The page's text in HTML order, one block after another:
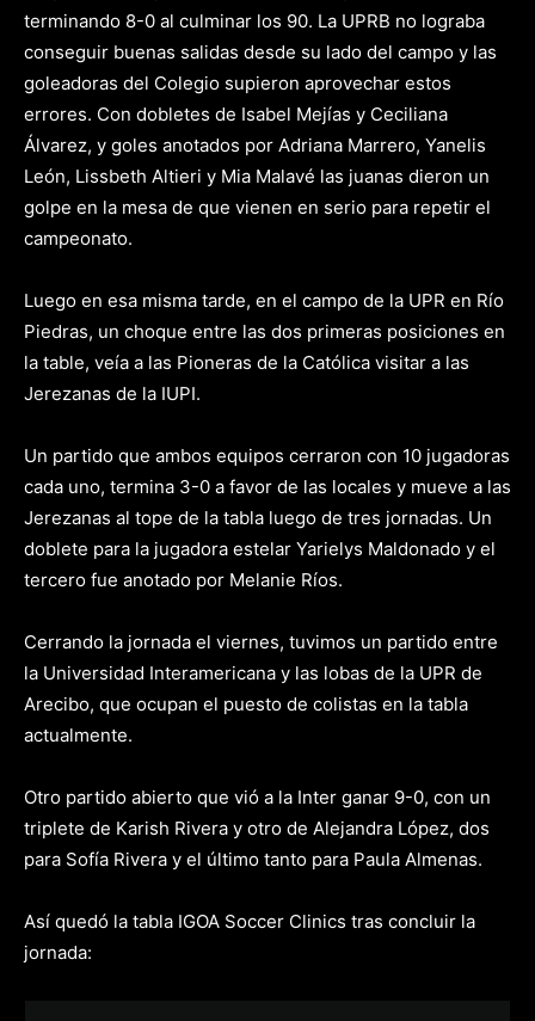
terminando 8-0 al culminar los 90. La UPRB no lograba
conseguir buenas salidas desde su lado del campo y las
goleadoras del Colegio supieron aprovechar estos
errores. Con dobletes de Isabel Mejías y Ceciliana
Álvarez, y goles anotados por Adriana Marrero, Yanelis
León, Lissbeth Altieri y Mia Malavé las juanas dieron un
golpe en la mesa de que vienen en serio para repetir el
campeonato.
Luego en esa misma tarde, en el campo de la UPR en Río
Piedras, un choque entre las dos primeras posiciones en
la table, veía a las Pioneras de la Católica visitar a las
Jerezanas de la IUPI.
Un partido que ambos equipos cerraron con 10 jugadoras
cada uno, termina 3-0 a favor de las locales y mueve a las
Jerezanas al tope de la tabla luego de tres jornadas. Un
doblete para la jugadora estelar Yarielys Maldonado y el
tercero fue anotado por Melanie Ríos.
Cerrando la jornada el viernes, tuvimos un partido entre
la Universidad Interamericana y las lobas de la UPR de
Arecibo, que ocupan el puesto de colistas en la tabla
actualmente.
Otro partido abierto que vió a la Inter ganar 9-0, con un
triplete de Karish Rivera y otro de Alejandra López, dos
para Sofía Rivera y el último tanto para Paula Almenas.
Así quedó la tabla IGOA Soccer Clinics tras concluir la
jornada: